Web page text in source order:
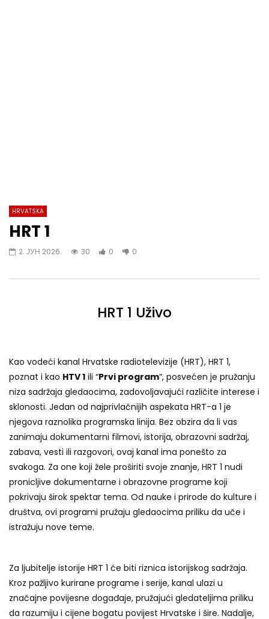
HRVATSKA
HRT 1
2. ЈУН 2026. 30 0 0
HRT 1 Uživo
Kao vodeći kanal Hrvatske radiotelevizije (HRT), HRT 1,
poznat i kao HTV 1 ili “Prvi program“, posvećen je pružanju
niza sadržaja gledaocima, zadovoljavajući različite interese i
sklonosti. Jedan od najprivlačnijih aspekata HRT-a 1 je
njegova raznolika programska linija. Bez obzira da li vas
zanimaju dokumentarni filmovi, istorija, obrazovni sadržaj,
zabava, vesti ili razgovori, ovaj kanal ima ponešto za
svakoga. Za one koji žele proširiti svoje znanje, HRT 1 nudi
pronicljive dokumentarne i obrazovne programe koji
pokrivaju širok spektar tema. Od nauke i prirode do kulture i
društva, ovi programi pružaju gledaocima priliku da uče i
istražuju nove teme.
Za ljubitelje istorije HRT 1 će biti riznica istorijskog sadržaja.
Kroz pažljivo kurirane programe i serije, kanal ulazi u
značajne povijesne događaje, pružajući gledateljima priliku
da razumiju i cijene bogatu povijest Hrvatske i šire. Nadalje,